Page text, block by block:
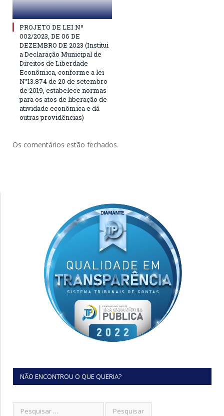
PROJETO DE LEI Nº
002/2023, DE 06 DE
DEZEMBRO DE 2023 (Institui
a Declaração Municipal de
Direitos de Liberdade
Econômica, conforme a lei
N°13.874 de 20 de setembro
de 2019, estabelece normas
para os atos de liberação de
atividade econômica e dá
outras providências)
Os comentários estão fechados.
NÃO ENCONTROU O QUE QUERIA?